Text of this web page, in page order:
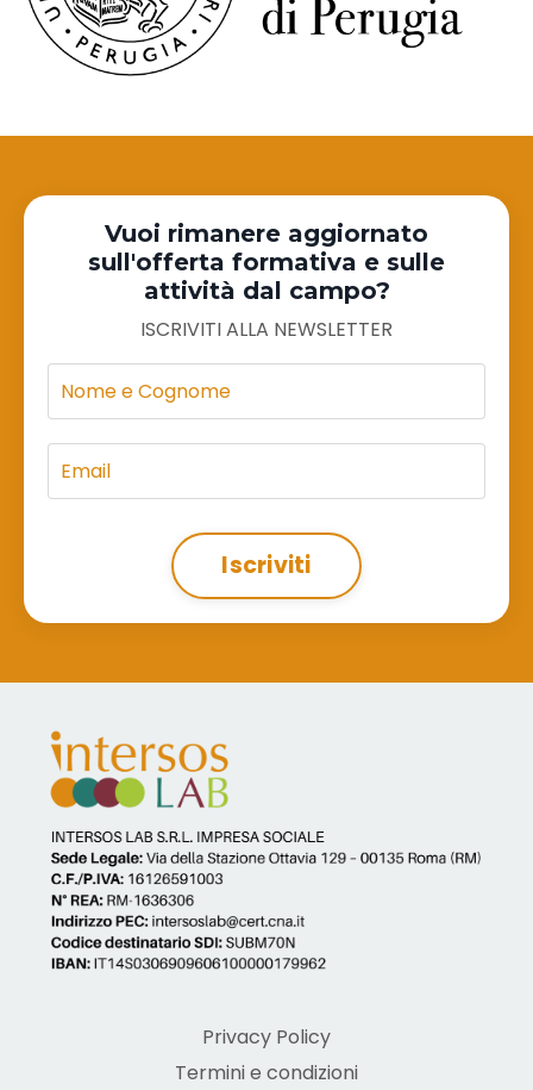
Vuoi rimanere aggiornato
sull'offerta formativa e sulle
attività dal campo?
ISCRIVITI ALLA NEWSLETTER
Iscriviti
Privacy Policy
Termini e condizioni